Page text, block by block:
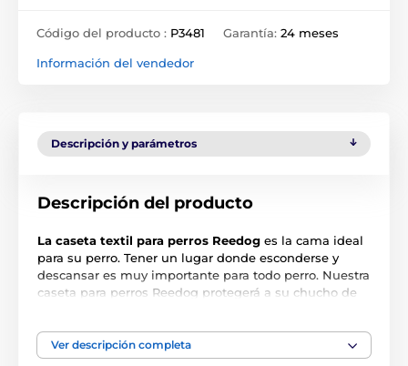
Código del producto : P3481 Garantía: 24 meses
Información del vendedor
Descripción y parámetros
Descripción del producto
La caseta textil para perros Reedog es la cama ideal
para su perro. Tener un lugar donde esconderse y
descansar es muy importante para todo perro. Nuestra
caseta para perros Reedog protegerá a su chucho de
momento. El material de calidad y duradero que no
estropeará cualquier caseta para perros le garantiza
Ver descripción completa